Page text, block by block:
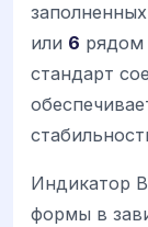
или 6 рядом
стандарт
Индикатор
формы в